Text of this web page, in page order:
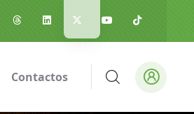
Contactos